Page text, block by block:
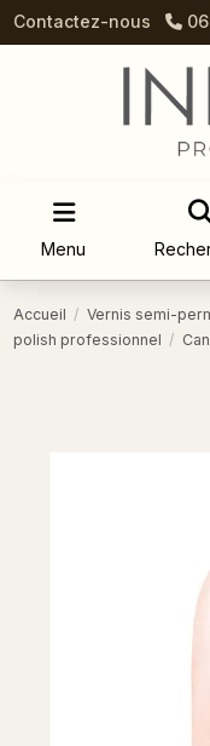
Contactez-nous
Menu
Accueil Vernis semi-
polish professionnel